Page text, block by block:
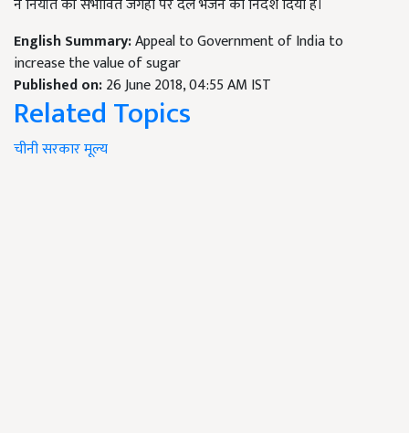
ने निर्यात की संभावित जगहों पर दल भेजने का निर्देश दिया है।
English Summary:Appeal to Government of India to
increase the value of sugar
Published on:26 June 2018, 04:55 AM IST
Related Topics
चीनीसरकारमूल्य